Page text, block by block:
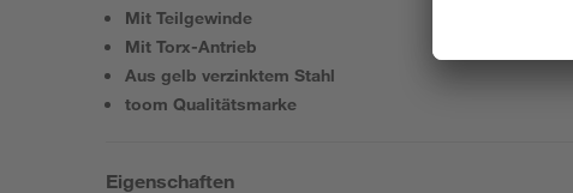
Mit Teilgewinde
Mit Torx-Antrieb
Aus gelb verzinktem Stahl
toom Qualitätsmarke
Eigenschaften